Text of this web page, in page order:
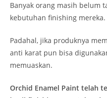
Banyak orang masih belum
kebutuhan finishing mereka.
Padahal, jika produknya
anti karat pun bisa
memuaskan.
Orchid Enamel Paint telah